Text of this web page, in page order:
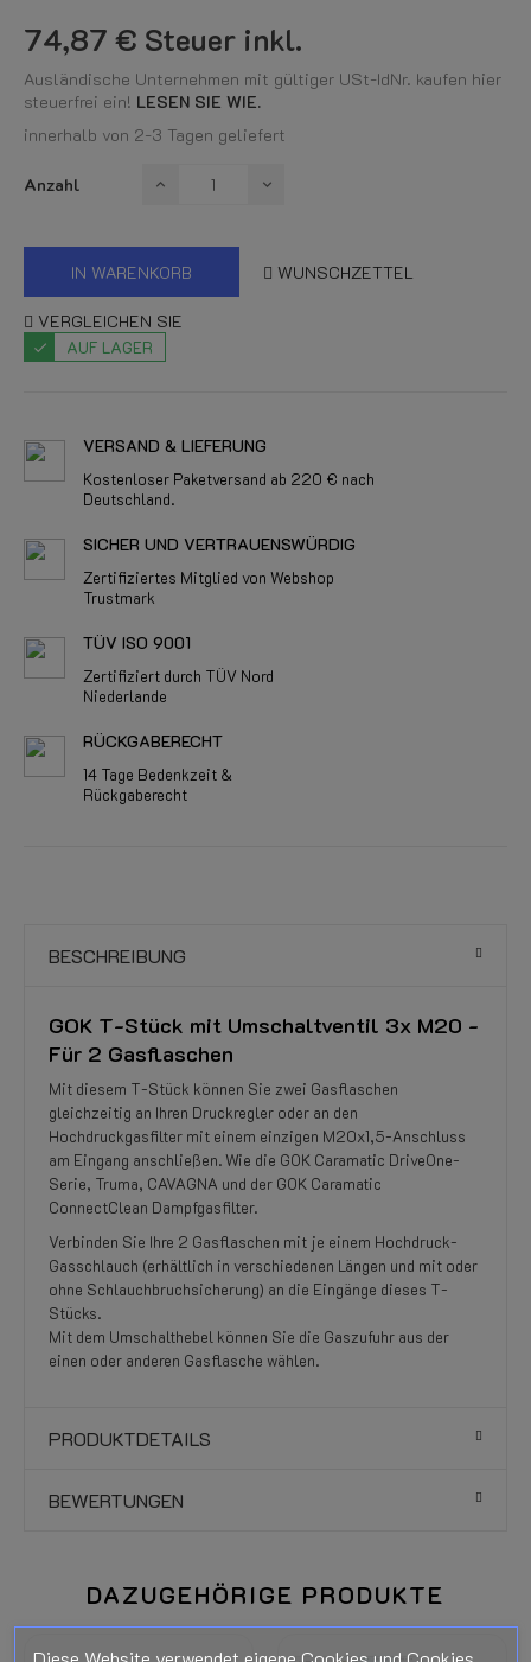
74,87 € Steuer inkl.
Ausländische Unternehmen mit gültiger USt-IdNr. kaufen hier
steuerfrei ein! LESEN SIE WIE.
innerhalb von 2-3 Tagen geliefert
Anzahl
IN WARENKORB WUNSCHZETTEL
VERGLEICHEN SIE
AUF LAGER
VERSAND & LIEFERUNG
Kostenloser Paketversand ab 220 € nach
Deutschland.
SICHER UND VERTRAUENSWÜRDIG
Zertifiziertes Mitglied von Webshop
Trustmark
TÜV ISO 9001
Zertifiziert durch TÜV Nord
Niederlande
RÜCKGABERECHT
14 Tage Bedenkzeit &
Rückgaberecht
BESCHREIBUNG
GOK T-Stück mit Umschaltventil 3x M20 -
Für 2 Gasflaschen
Mit diesem T-Stück können Sie zwei Gasflaschen
gleichzeitig an Ihren Druckregler oder an den
Hochdruckgasfilter mit einem einzigen M20x1,5-Anschluss
am Eingang anschließen. Wie die GOK Caramatic DriveOne-
Serie, Truma, CAVAGNA und der GOK Caramatic
ConnectClean Dampfgasfilter.
Verbinden Sie Ihre 2 Gasflaschen mit je einem Hochdruck-
Gasschlauch (erhältlich in verschiedenen Längen und mit oder
ohne Schlauchbruchsicherung) an die Eingänge dieses T-
Stücks.
Mit dem Umschalthebel können Sie die Gaszufuhr aus der
einen oder anderen Gasflasche wählen.
PRODUKTDETAILS
BEWERTUNGEN
DAZUGEHÖRIGE PRODUKTE